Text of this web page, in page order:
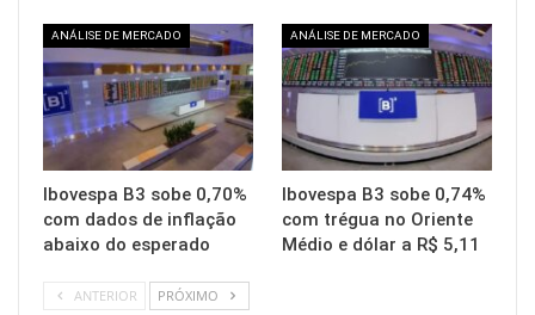
ANÁLISE DE MERCADO
Ibovespa B3 sobe 0,70%
com dados de inflação
abaixo do esperado
ANÁLISE DE MERCADO
Ibovespa B3 sobe 0,74%
com trégua no Oriente
Médio e dólar a R$ 5,11
ANTERIOR PRÓXIMO